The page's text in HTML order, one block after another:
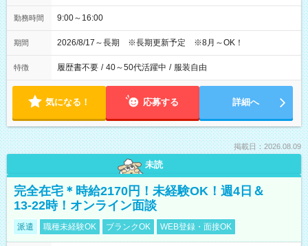
勤務時間 9:00～16:00
期間 2026/8/17～長期 ※長期更新予定 ※8月～OK！
特徴 履歴書不要 / 40～50代活躍中 / 服装自由
気になる！ 応募する 詳細へ
掲載日：2026.08.09
未読
完全在宅＊時給2170円！未経験OK！週4日＆
13-22時！オンライン面談
派遣 職種未経験OK ブランクOK WEB登録・面接OK